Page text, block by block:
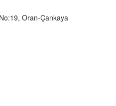
Oran-Çankaya